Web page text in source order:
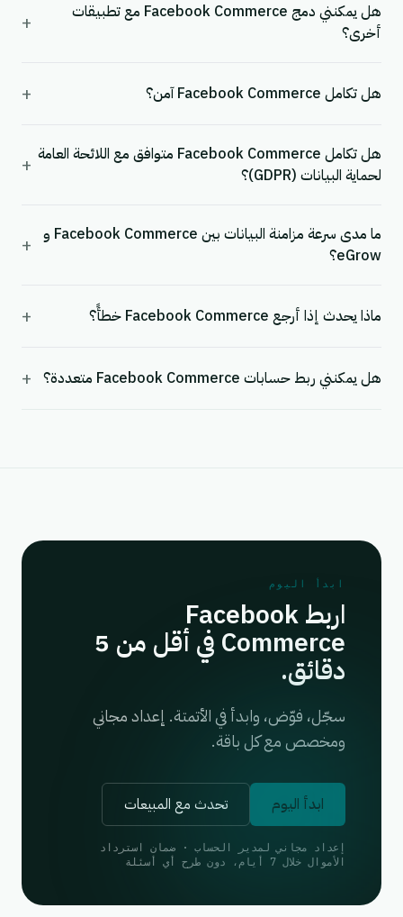
هل يمكنني دمج Facebook Commerce مع تطبيقات
أخرى؟
+
هل تكامل Facebook Commerce آمن؟ +
هل تكامل Facebook Commerce متوافق مع اللائحة العامة
لحماية البيانات (GDPR)؟
+
ما مدى سرعة مزامنة البيانات بين Facebook Commerce و
eGrow؟
+
ماذا يحدث إذا أرجع Facebook Commerce خطأً؟ +
هل يمكنني ربط حسابات Facebook Commerce متعددة؟ +
ابدأ اليوم
اربط Facebook
Commerce في أقل من 5
دقائق.
سجّل، فوّض، وابدأ في الأتمتة. إعداد مجاني
ومخصص مع كل باقة.
ابدأ اليوم تحدث مع المبيعات
إعداد مجاني لمدير الحساب · ضمان استرداد
الأموال خلال 7 أيام، دون طرح أي أسئلة